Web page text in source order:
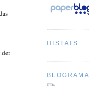
der
HISTATS
BLOGRAMA